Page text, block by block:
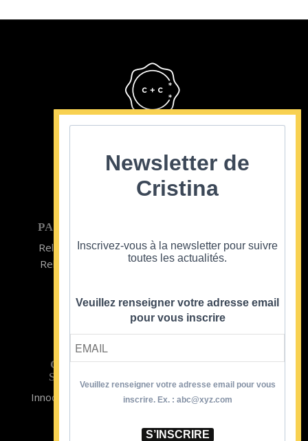
PARTICULIER
Relooking homme
Relooking femme
Team Building
Formations
CRISTINA
SOUTIENT
Innocence en Danger
Contact
Newsletter de
Cristina
Inscrivez-vous à la newsletter pour suivre
toutes les actualités.
Veuillez renseigner votre adresse email
pour vous inscrire
Veuillez renseigner votre adresse email pour vous
inscrire. Ex. : abc@xyz.com
S’INSCRIRE